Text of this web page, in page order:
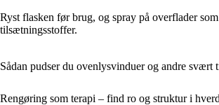
Ryst flasken før brug, og spray på overflader
tilsætningsstoffer.
Sådan pudser du ovenlysvinduer og andre
Rengøring som terapi – find ro og struktur i